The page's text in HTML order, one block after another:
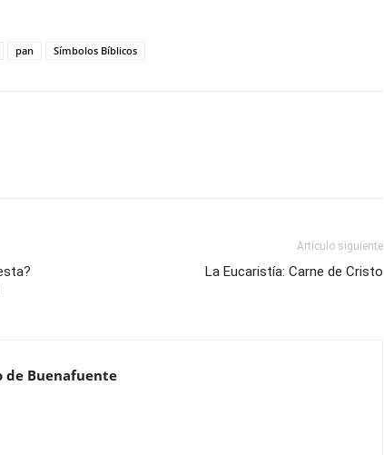
pan Símbolos Bíblicos
Artículo siguiente
La Eucaristía: Carne de Cristo
de Buenafuente